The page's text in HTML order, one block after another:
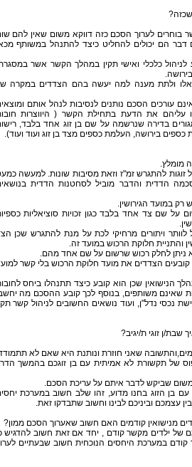
בוחרים לערוך הסכם כזה דווקא משום שאין להם
הם יכולים להחליט כיצד להתנהל במשותף
כלכלי ואישי תקין במהלך הקשר אשר
אלו ולתת מענה למה יעשה בהם הצדדים במקרה
עורכים הסכם נותנים לנסיבות לנהל אותם
עליהם את הדעת בתחילת הקשר ( היווצרות
בדירה שנרשמה על שם בן זוג אחד בלבד,
בירושה, העלמת כספים מצד בן זוג ועוד ועוד).
מומלץ.
להתגרש זמ"ז וזאת מסיבות שונות. למעשה
הדדית והדבר מוביל לסחטנות הדדית
רק במועד הגירושין.
על שם צד אחד בלבד כגון זכויות סוציאליות
לוותר ויתורים מרחיקי לכת על מנת להתגרש שכן
והתניית חלוקת הרכוש במועד זה.
ניתן לחלק רכוש שרשום על שם אחד מהם.
הצדדים את מועד חלוקת הרכוש בלי קשר
הנישואין שכן הוא קובע כיצד תתנהלו ביחס
שאינם משותפים, בנוסף לכך קובע ההסכם מה
נכסי נדל"ן, ועוד נושאים החשובים לניהול קשר
שבת/ן זוגי ת/יגיב?
שאני חוזרת ונותנת היא שאם לא
של תקשורת לא אמיתית עם בן זוגכם בהמשך
משום שביקש לדבר איתם על עריכת הסכם.
בן הזוג בחנו מדוע, זהו שלב חשוב במערכת
עצמכם וביניכם לבינו וחשוב שתבדקו זאת.
מנישואין קודמים האם חשוב שאערוך הסכם ממון?
של ילדים מקשר קודם , יחד אם זאת חשוב להדגיש
במערכת היחסים הנוכחית חשוב שבעתיים